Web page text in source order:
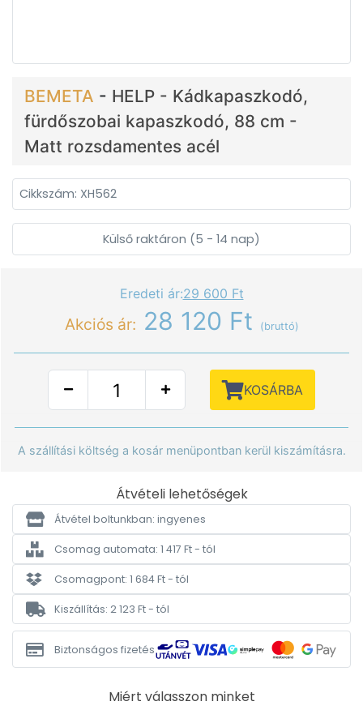
BEMETA - HELP - Kádkapaszkodó,
fürdőszobai kapaszkodó, 88 cm -
Matt rozsdamentes acél
Cikkszám: XH562
Külső raktáron (5 - 14 nap)
Eredeti ár:29 600 Ft
Akciós ár: 28 120 Ft (bruttó)
KOSÁRBA
A szállítási költség a kosár menüpontban kerül kiszámításra.
Átvételi lehetőségek
Átvétel boltunkban: ingyenes
Csomag automata: 1 417 Ft - tól
Csomagpont: 1 684 Ft - tól
Kiszállítás: 2 123 Ft - tól
Biztonságos fizetés
Miért válasszon minket